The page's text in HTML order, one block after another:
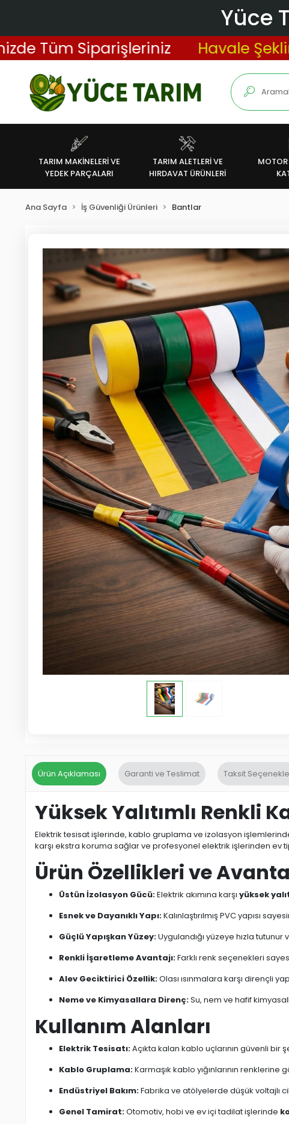
Yüce
Tüm Siparişleriniz Havale Şeklinde
TARIM MAKİNELERİ VE
YEDEK PARÇALARI
TARIM ALETLERİ VE
HIRDAVAT ÜRÜNLERİ
MOTOR
Ana Sayfa İş Güvenliği Ürünleri Bantlar
Ürün Açıklaması Garanti ve Teslimat Taksit
Yüksek Yalıtımlı Renkli
Elektrik tesisat işlerinde, kablo gruplama ve izolasyon
karşı ekstra koruma sağlar ve profesyonel elektrik işlerinden ev
Ürün Özellikleri ve
Üstün İzolasyon Gücü:Elektrik akımına karşı yüksek
Esnek ve Dayanıklı Yapı:Kalınlaştırılmış PVC yapısı
Güçlü Yapışkan Yüzey:Uygulandığı yüzeye hızla tutunur
Renkli İşaretleme Avantajı:Farklı renk seçenekleri
Alev Geciktirici Özellik:Olası ısınmalara karşı dirençli
Neme ve Kimyasallara Direnç:Su, nem ve hafif
Kullanım Alanları
Elektrik Tesisatı:Açıkta kalan kablo uçlarının güvenli bir
Kablo Gruplama:Karmaşık kablo yığınlarının renklerine
Endüstriyel Bakım:Fabrika ve atölyelerde düşük voltajlı
Genel Tamirat:Otomotiv, hobi ve ev içi tadilat işlerinde